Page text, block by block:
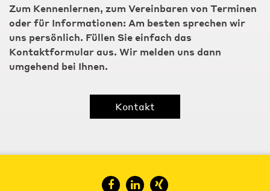
Zum Kennenlernen, zum Vereinbaren von Terminen
oder für Informationen: Am besten sprechen wir
uns persönlich. Füllen Sie einfach das
Kontaktformular aus. Wir melden uns dann
umgehend bei Ihnen.
Kontakt